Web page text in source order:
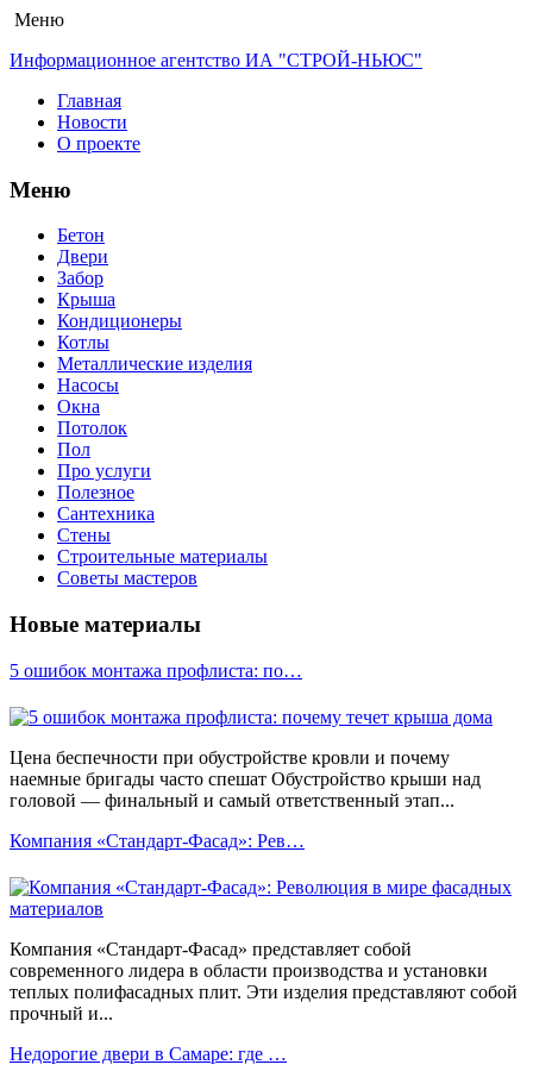
Меню
Информационное агентство ИА "СТРОЙ-НЬЮС"
Главная
Новости
О проекте
Меню
Бетон
Двери
Забор
Крыша
Кондиционеры
Котлы
Металлические изделия
Насосы
Окна
Потолок
Пол
Про услуги
Полезное
Сантехника
Стены
Строительные материалы
Советы мастеров
Новые материалы
5 ошибок монтажа профлиста: по…
Цена беспечности при обустройстве кровли и почему
наемные бригады часто спешат Обустройство крыши над
головой — финальный и самый ответственный этап...
Компания «Стандарт-Фасад»: Рев…
Компания «Стандарт-Фасад» представляет собой
современного лидера в области производства и установки
теплых полифасадных плит. Эти изделия представляют собой
прочный и...
Недорогие двери в Самаре: где …